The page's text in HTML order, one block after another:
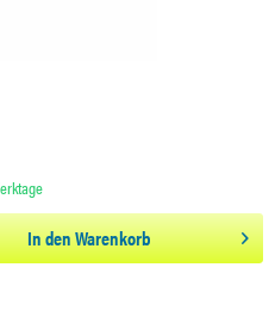
In denWarenkorb